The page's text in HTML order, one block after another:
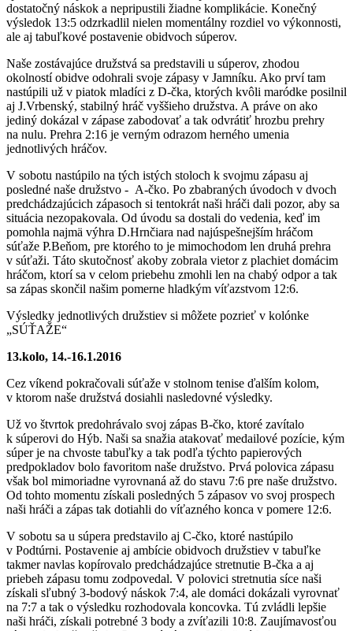
dostatočný náskok a nepripustili žiadne komplikácie. Konečný
výsledok 13:5 odzrkadlil nielen momentálny rozdiel vo výkonnosti,
ale aj tabuľkové postavenie obidvoch súperov.
Naše zostávajúce družstvá sa predstavili u súperov, zhodou
okolností obidve odohrali svoje zápasy v Jamníku. Ako prví tam
nastúpili už v piatok mladíci z D-čka, ktorých kvôli maródke posilnil
aj J.Vrbenský, stabilný hráč vyššieho družstva. A práve on ako
jediný dokázal v zápase zabodovať a tak odvrátiť hrozbu prehry
na nulu. Prehra 2:16 je verným odrazom herného umenia
jednotlivých hráčov.
V sobotu nastúpilo na tých istých stoloch k svojmu zápasu aj
posledné naše družstvo - A-čko. Po zbabraných úvodoch v dvoch
predchádzajúcich zápasoch si tentokrát naši hráči dali pozor, aby sa
situácia nezopakovala. Od úvodu sa dostali do vedenia, keď im
pomohla najmä výhra D.Hrnčiara nad najúspešnejším hráčom
súťaže P.Beňom, pre ktorého to je mimochodom len druhá prehra
v súťaži. Táto skutočnosť akoby zobrala vietor z plachiet domácim
hráčom, ktorí sa v celom priebehu zmohli len na chabý odpor a tak
sa zápas skončil našim pomerne hladkým víťazstvom 12:6.
Výsledky jednotlivých družstiev si môžete pozrieť v kolónke
„SÚŤAŽE“
13.kolo, 14.-16.1.2016
Cez víkend pokračovali súťaže v stolnom tenise ďalším kolom,
v ktorom naše družstvá dosiahli nasledovné výsledky.
Už vo štvrtok predohrávalo svoj zápas B-čko, ktoré zavítalo
k súperovi do Hýb. Naši sa snažia atakovať medailové pozície, kým
súper je na chvoste tabuľky a tak podľa týchto papierových
predpokladov bolo favoritom naše družstvo. Prvá polovica zápasu
však bol mimoriadne vyrovnaná až do stavu 7:6 pre naše družstvo.
Od tohto momentu získali posledných 5 zápasov vo svoj prospech
naši hráči a zápas tak dotiahli do víťazného konca v pomere 12:6.
V sobotu sa u súpera predstavilo aj C-čko, ktoré nastúpilo
v Podtúrni. Postavenie aj ambície obidvoch družstiev v tabuľke
takmer navlas kopírovalo predchádzajúce stretnutie B-čka a aj
priebeh zápasu tomu zodpovedal. V polovici stretnutia síce naši
získali sľubný 3-bodový náskok 7:4, ale domáci dokázali vyrovnať
na 7:7 a tak o výsledku rozhodovala koncovka. Tú zvládli lepšie
naši hráči, získali potrebné 3 body a zvíťazili 10:8. Zaujímavosťou